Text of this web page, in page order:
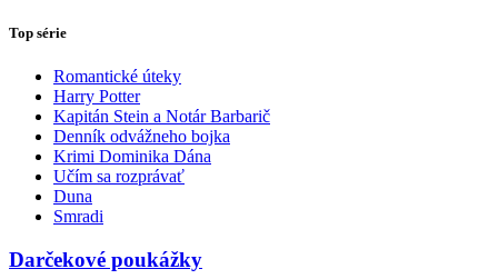
Top série
Romantické úteky
Harry Potter
Kapitán Stein a Notár Barbarič
Denník odvážneho bojka
Krimi Dominika Dána
Učím sa rozprávať
Duna
Smradi
Darčekové poukážky